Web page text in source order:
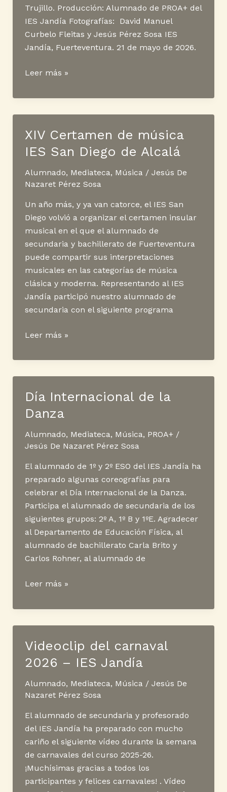
Trujillo. Producción: Alumnado de PROA+ del
IES Jandía Fotografías: David Manuel
Curbelo Fleitas y Jesús Pérez Sosa IES
Jandía, Fuerteventura. 21 de mayo de 2026.
Podcast
IES
Entrevista
Aguiar
Leer más »
XIV Certamen de música
IES San Diego de Alcalá
Alumnado, Mediateca, Música / Jesús De
Nazaret Pérez Sosa
Un año más, y ya van catorce, el IES San
Diego volvió a organizar el certamen insular
musical en el que el alumnado de
secundaria y bachillerato de Fuerteventura
puede compartir sus interpretaciones
musicales en las categorías de música
clásica y moderna. Representando al IES
Jandía participó nuestro alumnado de
secundaria con el siguiente programa
XIV
de
San
Diego
Alcalá
Leer más »
Día Internacional de la
Danza
Alumnado, Mediateca, Música, PROA+/
Jesús De Nazaret Pérez Sosa
El alumnado de 1º y 2º ESO del IES Jandía ha
preparado algunas coreografías para
celebrar el Día Internacional de la Danza.
Participa el alumnado de secundaria de los
siguientes grupos: 2º A, 1º B y 1ºE. Agradecer
al Departamento de Educación Física, al
alumnado de bachillerato Carla Brito y
Carlos Rohner, al alumnado de
Día
de
Leer más »
Videoclip del carnaval
2026 – IES Jandía
Alumnado, Mediateca, Música/ Jesús De
Nazaret Pérez Sosa
El alumnado de secundaria y profesorado
del IES Jandía ha preparado con mucho
cariño el siguiente vídeo durante la semana
de carnavales del curso 2025-26.
¡Muchísimas gracias a todos los
participantes y felices carnavales! . Vídeo